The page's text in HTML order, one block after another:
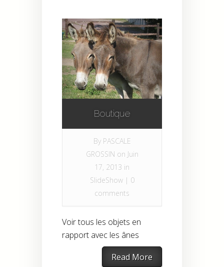
Boutique
By PASCALE
GROSSIN on Juin
17, 2013 in
SlideShow| 0
comments
Voir tous les objets en
rapport avec les ânes
Read More